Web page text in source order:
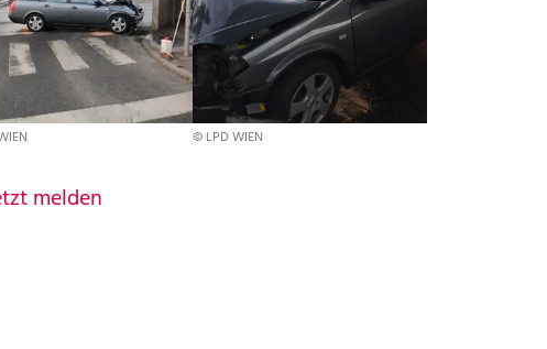
© LPD WIEN
melden